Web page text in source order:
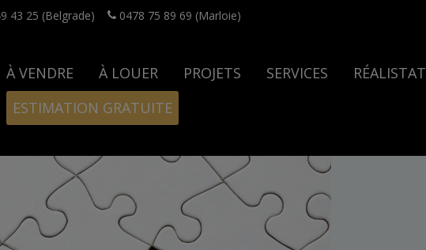
43 25 (Belgrade) 0478 75 89 69 (Marloie)
À VENDRE À LOUER PROJETS SERVICES
ESTIMATION GRATUITE